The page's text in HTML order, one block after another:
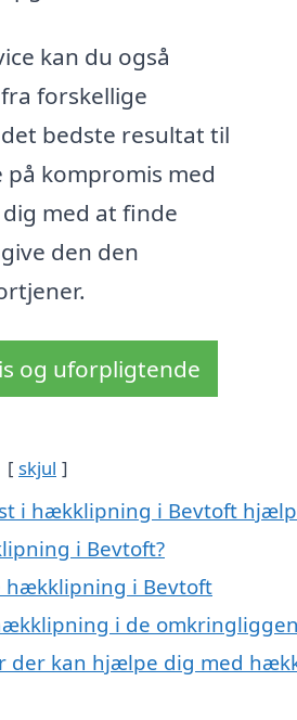
kan du også
forskellige
bedste resultat til
på kompromis med
med at finde
den den
og uforpligtende
skjul
i hækklipning i Bevtoft
i Bevtoft?
hækklipning i Bevtoft
i de
der kan hjælpe dig med